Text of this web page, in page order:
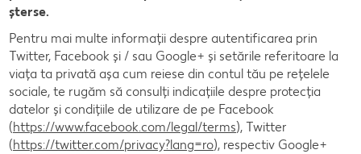
șterse.
Pentru mai multe informații despre autentificarea prin
Twitter, Facebook și / sau Google+ și setările referitoare la
viața ta privată așa cum reiese din contul tău pe rețelele
sociale, te rugăm să consulți indicațiile despre protecția
datelor și condițiile de utilizare de pe Facebook
(https://www.facebook.com/legal/terms), Twitter
(https://twitter.com/privacy?lang=ro), respectiv Google+